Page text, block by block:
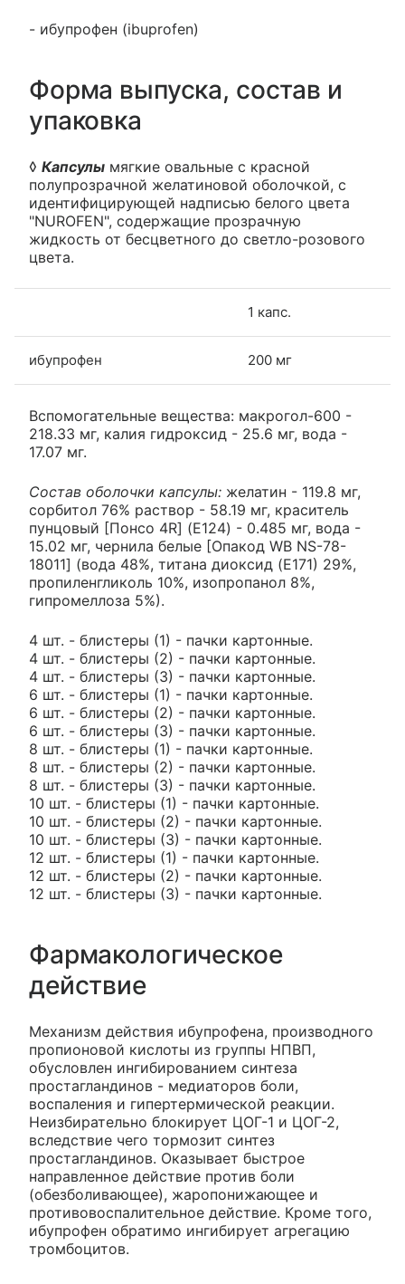
- ибупрофен (ibuprofen)
Форма выпуска, состав и
упаковка
◊ Капсулы мягкие овальные с красной
полупрозрачной желатиновой оболочкой, с
идентифицирующей надписью белого цвета
"NUROFEN", содержащие прозрачную
жидкость от бесцветного до светло-розового
цвета.
1 капс.
ибупрофен 200 мг
Вспомогательные вещества: макрогол-600 -
218.33 мг, калия гидроксид - 25.6 мг, вода -
17.07 мг.
Состав оболочки капсулы: желатин - 119.8 мг,
сорбитол 76% раствор - 58.19 мг, краситель
пунцовый [Понсо 4R] (E124) - 0.485 мг, вода -
15.02 мг, чернила белые [Опакод WB NS-78-
18011] (вода 48%, титана диоксид (E171) 29%,
пропиленгликоль 10%, изопропанол 8%,
гипромеллоза 5%).
4 шт. - блистеры (1) - пачки картонные.
4 шт. - блистеры (2) - пачки картонные.
4 шт. - блистеры (3) - пачки картонные.
6 шт. - блистеры (1) - пачки картонные.
6 шт. - блистеры (2) - пачки картонные.
6 шт. - блистеры (3) - пачки картонные.
8 шт. - блистеры (1) - пачки картонные.
8 шт. - блистеры (2) - пачки картонные.
8 шт. - блистеры (3) - пачки картонные.
10 шт. - блистеры (1) - пачки картонные.
10 шт. - блистеры (2) - пачки картонные.
10 шт. - блистеры (3) - пачки картонные.
12 шт. - блистеры (1) - пачки картонные.
12 шт. - блистеры (2) - пачки картонные.
12 шт. - блистеры (3) - пачки картонные.
Фармакологическое
действие
Механизм действия ибупрофена, производного
пропионовой кислоты из группы НПВП,
обусловлен ингибированием синтеза
простагландинов - медиаторов боли,
воспаления и гипертермической реакции.
Неизбирательно блокирует ЦОГ-1 и ЦОГ-2,
вследствие чего тормозит синтез
простагландинов. Оказывает быстрое
направленное действие против боли
(обезболивающее), жаропонижающее и
противовоспалительное действие. Кроме того,
ибупрофен обратимо ингибирует агрегацию
тромбоцитов.